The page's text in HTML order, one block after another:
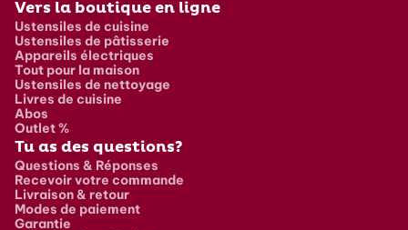
Vers la boutique en ligne
Ustensiles de cuisine
Ustensiles de pâtisserie
Appareils électriques
Tout pour la maison
Ustensiles de nettoyage
Livres de cuisine
Abos
Outlet %
Tu as des questions?
Questions & Réponses
Recevoir votre commande
Livraison & retour
Modes de paiement
Garantie